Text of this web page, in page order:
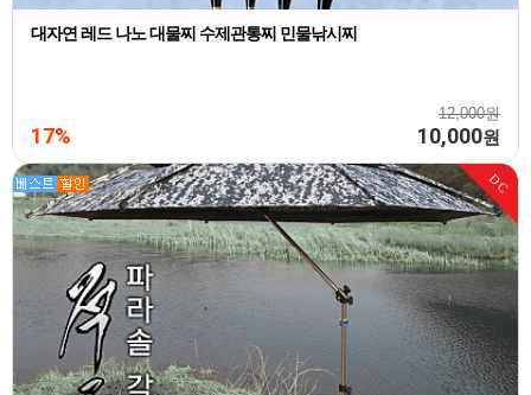
대자연 레드 나노 대물찌 수제관통찌 민물낚시찌
12,000원
17% 10,000원
DC